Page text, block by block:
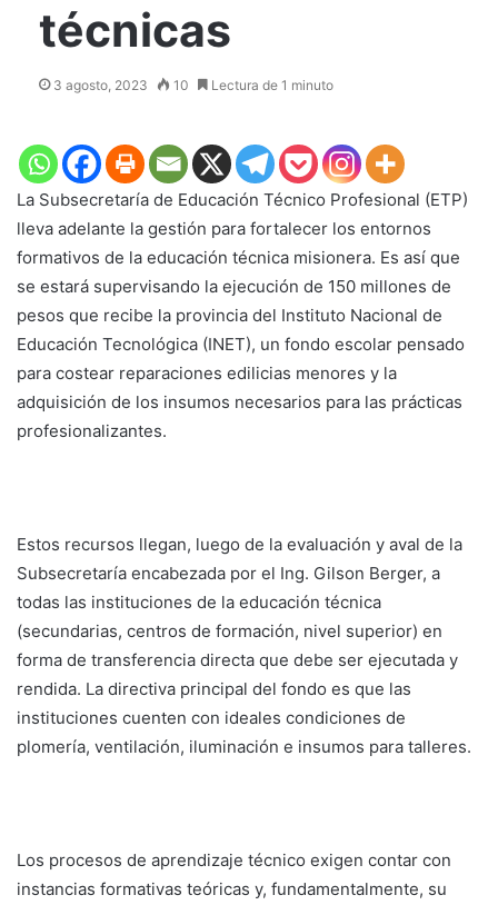
técnicas
3 agosto, 2023 10 Lectura de 1 minuto
La Subsecretaría de Educación Técnico Profesional (ETP)
lleva adelante la gestión para fortalecer los entornos
formativos de la educación técnica misionera. Es así que
se estará supervisando la ejecución de 150 millones de
pesos que recibe la provincia del Instituto Nacional de
Educación Tecnológica (INET), un fondo escolar pensado
para costear reparaciones edilicias menores y la
adquisición de los insumos necesarios para las prácticas
profesionalizantes.
Estos recursos llegan, luego de la evaluación y aval de la
Subsecretaría encabezada por el Ing. Gilson Berger, a
todas las instituciones de la educación técnica
(secundarias, centros de formación, nivel superior) en
forma de transferencia directa que debe ser ejecutada y
rendida. La directiva principal del fondo es que las
instituciones cuenten con ideales condiciones de
plomería, ventilación, iluminación e insumos para talleres.
Los procesos de aprendizaje técnico exigen contar con
instancias formativas teóricas y, fundamentalmente, su